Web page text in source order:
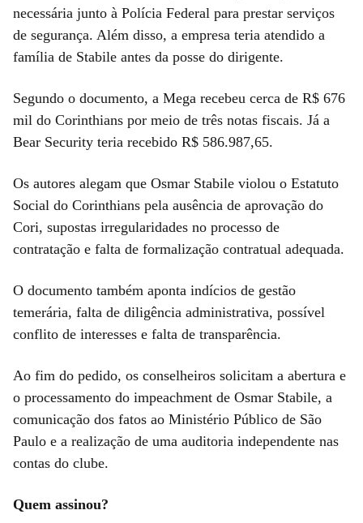
necessária junto à Polícia Federal para prestar serviços
de segurança. Além disso, a empresa teria atendido a
família de Stabile antes da posse do dirigente.
Segundo o documento, a Mega recebeu cerca de R$ 676
mil do Corinthians por meio de três notas fiscais. Já a
Bear Security teria recebido R$ 586.987,65.
Os autores alegam que Osmar Stabile violou o Estatuto
Social do Corinthians pela ausência de aprovação do
Cori, supostas irregularidades no processo de
contratação e falta de formalização contratual adequada.
O documento também aponta indícios de gestão
temerária, falta de diligência administrativa, possível
conflito de interesses e falta de transparência.
Ao fim do pedido, os conselheiros solicitam a abertura e
o processamento do impeachment de Osmar Stabile, a
comunicação dos fatos ao Ministério Público de São
Paulo e a realização de uma auditoria independente nas
contas do clube.
Quem assinou?